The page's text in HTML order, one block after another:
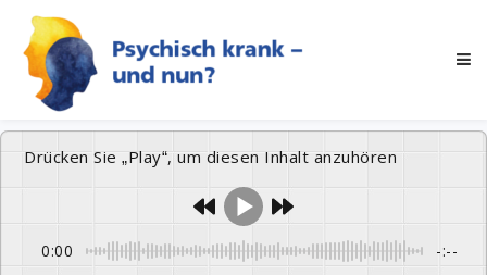
Drücken Sie „Play“, um diesen Inhalt anzuhören
0:00 -:--